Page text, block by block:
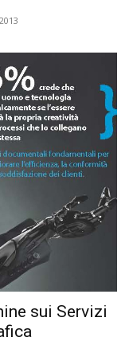
sui Servizi